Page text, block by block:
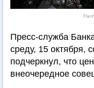
Пресс-служба
среду, 15 октября,
подчеркнул, что
внеочередное